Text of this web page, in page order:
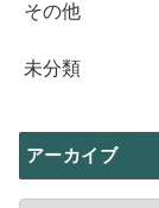
その他
未分類
アーカイブ